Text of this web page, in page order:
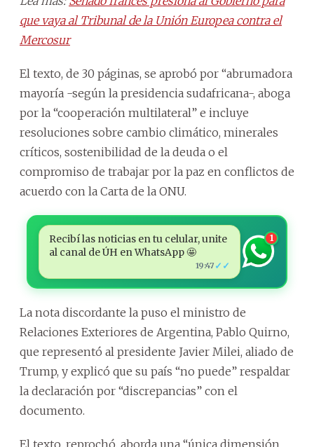
que vaya al Tribunal de la Unión Europea contra el
Mercosur
El texto, de 30 páginas, se aprobó por “abrumadora
mayoría -según la presidencia sudafricana-, aboga
por la “cooperación multilateral” e incluye
resoluciones sobre cambio climático, minerales
críticos, sostenibilidad de la deuda o el
compromiso de trabajar por la paz en conflictos de
acuerdo con la Carta de la ONU.
Recibí las noticias en tu celular, unite
al canal de ÚH en WhatsApp 🤩
19:47 ✓✓
1
La nota discordante la puso el ministro de
Relaciones Exteriores de Argentina, Pablo Quirno,
que representó al presidente Javier Milei, aliado de
Trump, y explicó que su país “no puede” respaldar
la declaración por “discrepancias” con el
documento.
El texto, reprochó, aborda una “única dimensión